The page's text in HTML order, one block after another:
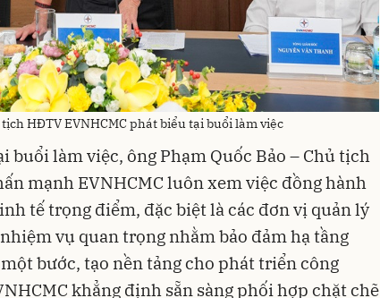
HĐTV EVNHCMC phát biểu tại buổi làm việc
buổi làm việc, ông Phạm Quốc Bảo – Chủ tịch
mạnh EVNHCMC luôn xem việc đồng hành
tế trọng điểm, đặc biệt là các đơn vị quản lý
vụ quan trọng nhằm bảo đảm hạ tầng
bước, tạo nền tảng cho phát triển công
khẳng định sẵn sàng phối hợp chặt chẽ